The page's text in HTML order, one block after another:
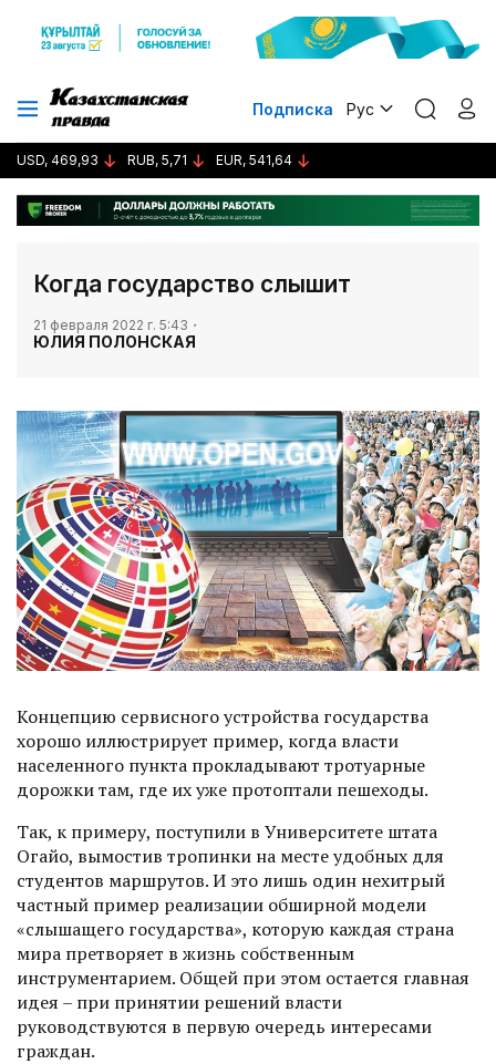
Подписка Рус
USD, 469,93 RUB, 5,71 EUR, 541,64
Когда государство слышит
21 февраля 2022 г. 5:43
ЮЛИЯ ПОЛОНСКАЯ
Концепцию сервисного устройства государства
хорошо иллюстрирует пример, когда власти
населенного пункта прокладывают тротуарные
дорожки там, где их уже протоптали пешеходы.
Так, к примеру, поступили в Университете штата
Огайо, вы­мостив тропинки на месте удобных для
студентов маршрутов. И это лишь один нехитрый
частный пример реализации обширной модели
«cлышащего государства», которую каждая страна
мира претворяет в жизнь собственным
инструментарием. Общей при этом остается главная
идея – при принятии решений власти
руководствуются в первую очередь интересами
граждан.